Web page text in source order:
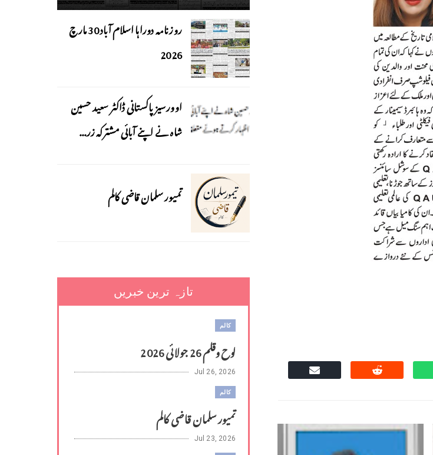
روزنامہ دوراہا اسلام آباد 30 مارچ
2026
اوورسیز پاکستانی ڈاکٹر سعید حسین
شاہ نے اپنے آبائی مشترکہ زر...
تمیور سلمان قاضی کالم
تازہ ترین خبریں
کالم
لوح وقلم 26 جولائی 2026
Jul 26, 2026
کالم
تمیور سلمان قاضی کالم
Jul 23, 2026